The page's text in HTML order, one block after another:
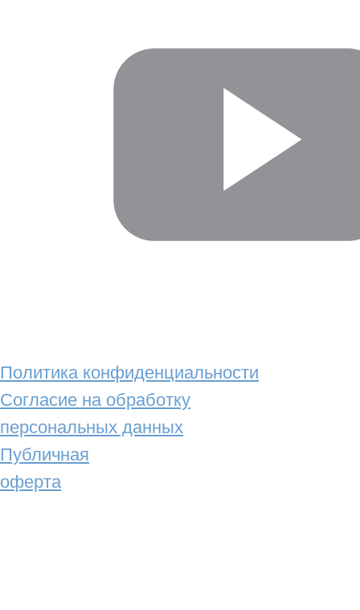
Политика конфиденциальности
Согласие на обработку
персональных данных
Публичная
оферта